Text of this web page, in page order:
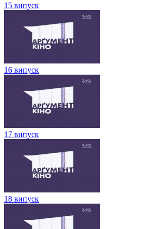
15 випуск
16 випуск
17 випуск
18 випуск